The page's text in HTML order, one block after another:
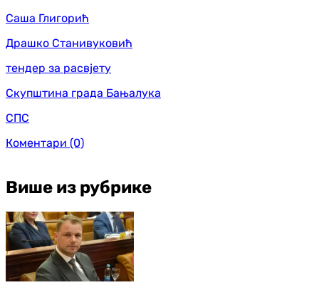
Саша Глигорић
Драшко Станивуковић
тендер за расвјету
Скупштина града Бањалука
СПС
Коментари (0)
Више из рубрике